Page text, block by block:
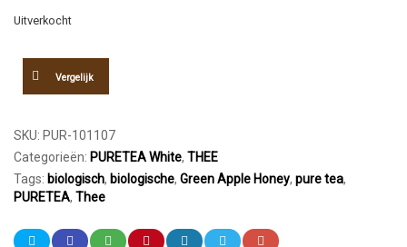
Uitverkocht
Vergelijk
SKU: PUR-101107
Categorieën: PURETEA White, THEE
Tags: biologisch, biologische, Green Apple Honey, pure tea,
PURETEA, Thee